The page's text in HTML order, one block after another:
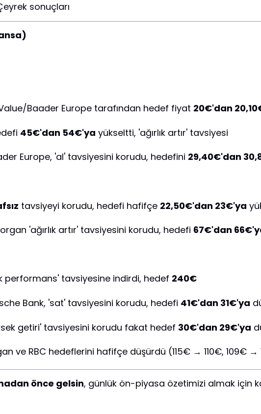
sonuçları
Baader Europe tarafından hedef fiyat 20€'dan
45€'dan 54€'ya yükseltti, 'ağırlık artır' tavsiyesi
Europe, 'al' tavsiyesini korudu, hedefini 29,40€'dan
tavsiyeyi korudu, hedefi hafifçe 22,50€'dan 23€'ya
'ağırlık artır' tavsiyesini korudu, hedefi 67€'dan
performans' tavsiyesine indirdi, hedef 240€
Bank, 'sat' tavsiyesini korudu, hedefi 41€'dan 31€'ya
getiri' tavsiyesini korudu fakat hedef 30€'dan 29€'ya
ve RBC hedeflerini hafifçe düşürdü (115€ → 110€, 109€ →
önce gelsin, günlük ön-piyasa özetimizi almak için